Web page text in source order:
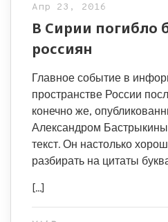
Апр 23, 2016
В Сирии погибло
россиян
Главное событие в
пространстве России
конечно же,
Александром
текст. Он настолько
разбирать на цитаты
[…]